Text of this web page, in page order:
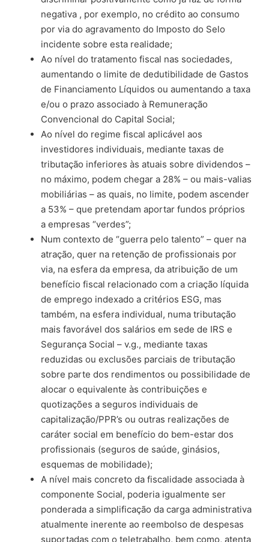
negativa , por exemplo, no crédito ao consumo
por via do agravamento do Imposto do Selo
incidente sobre esta realidade;
Ao nível do tratamento fiscal nas sociedades,
aumentando o limite de dedutibilidade de Gastos
de Financiamento Líquidos ou aumentando a taxa
e/ou o prazo associado à Remuneração
Convencional do Capital Social;
Ao nível do regime fiscal aplicável aos
investidores individuais, mediante taxas de
tributação inferiores às atuais sobre dividendos –
no máximo, podem chegar a 28% – ou mais-valias
mobiliárias – as quais, no limite, podem ascender
a 53% – que pretendam aportar fundos próprios
a empresas “verdes”;
Num contexto de “guerra pelo talento” – quer na
atração, quer na retenção de profissionais por
via, na esfera da empresa, da atribuição de um
benefício fiscal relacionado com a criação líquida
de emprego indexado a critérios ESG, mas
também, na esfera individual, numa tributação
mais favorável dos salários em sede de IRS e
Segurança Social – v.g., mediante taxas
reduzidas ou exclusões parciais de tributação
sobre parte dos rendimentos ou possibilidade de
alocar o equivalente às contribuições e
quotizações a seguros individuais de
capitalização/PPR’s ou outras realizações de
caráter social em benefício do bem-estar dos
profissionais (seguros de saúde, ginásios,
esquemas de mobilidade);
A nível mais concreto da fiscalidade associada à
componente Social, poderia igualmente ser
ponderada a simplificação da carga administrativa
atualmente inerente ao reembolso de despesas
suportadas com o teletrabalho, bem como, atenta